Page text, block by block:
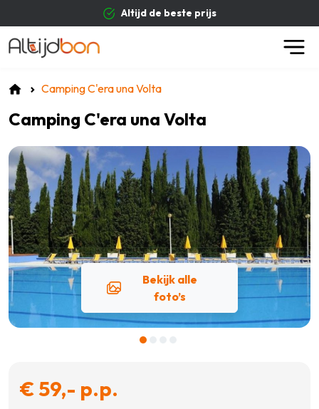
Altijd de beste prijs
Camping C'era una Volta
Camping C'era una Volta
Bekijk alle
foto’s
€ 59,- p.p.